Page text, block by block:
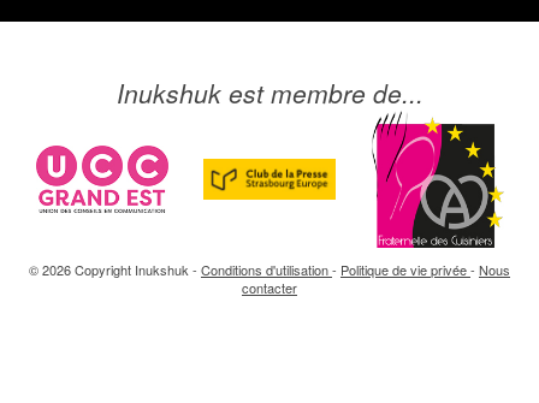
Inukshuk est membre de...
© 2026 Copyright Inukshuk - Conditions d'utilisation- Politique de vie privée- Nous
contacter